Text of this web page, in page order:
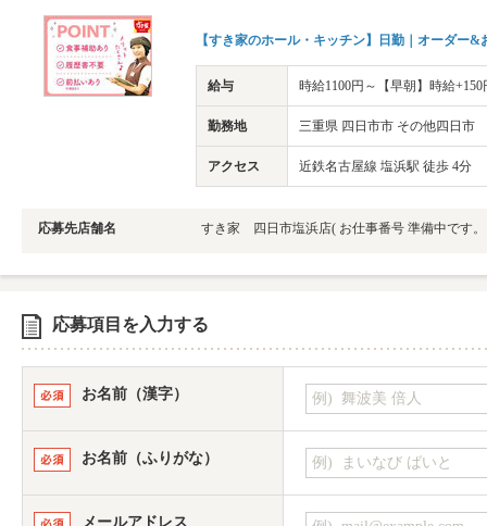
【すき家のホール・キッチン】日勤｜オーダー
給与 時給1100円～【早朝】時給
勤務地 三重県 四日市市 その他四日市
アクセス 近鉄名古屋線 塩浜駅 徒歩 4分
応募先店舗名 すき家 四日市塩浜店( お仕事番号 準備中です
応募項目を入力する
お名前（漢字）
お名前（ふりがな）
メールアドレス